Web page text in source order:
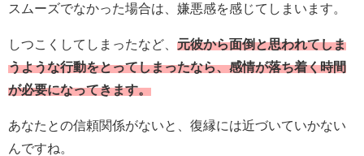
スムーズでなかった場合は、嫌悪感を感じてしまいます。
しつこくしてしまったなど、 元彼から面倒と思われてしま
うような行動をとってしまったなら、感情が落ち着く時間
が必要になってきます。
あなたとの信頼関係がないと、復縁には近づいていかない
んですね。